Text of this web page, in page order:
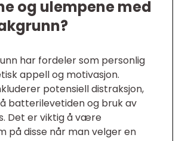
og ulempene med
har fordeler som personlig
appell og motivasjon.
potensiell distraksjon,
batterilevetiden og bruk av
Det er viktig å være
på disse når man velger en